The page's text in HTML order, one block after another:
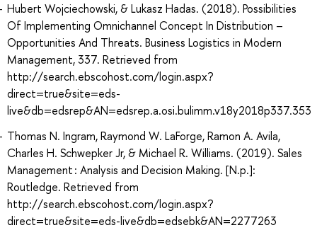
Hubert Wojciechowski, & Lukasz Hadas. (2018). Possibilities
Of Implementing Omnichannel Concept In Distribution –
Opportunities And Threats. Business Logistics in Modern
Management, 337. Retrieved from
http://search.ebscohost.com/login.aspx?
direct=true&site=eds-
live&db=edsrep&AN=edsrep.a.osi.bulimm.v18y2018p337.353
Thomas N. Ingram, Raymond W. LaForge, Ramon A. Avila,
Charles H. Schwepker Jr, & Michael R. Williams. (2019). Sales
Management : Analysis and Decision Making. [N.p.]:
Routledge. Retrieved from
http://search.ebscohost.com/login.aspx?
direct=true&site=eds-live&db=edsebk&AN=2277263